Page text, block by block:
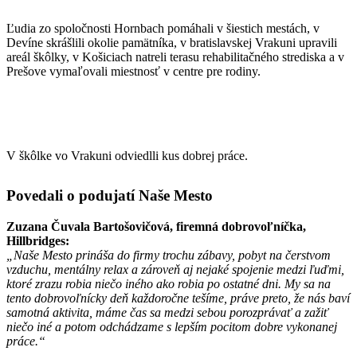
Ľudia zo spoločnosti Hornbach pomáhali v šiestich mestách, v
Devíne skrášlili okolie pamätníka, v bratislavskej Vrakuni upravili
areál škôlky, v Košiciach natreli terasu rehabilitačného strediska a v
Prešove vymaľovali miestnosť v centre pre rodiny.
V škôlke vo Vrakuni odviedlli kus dobrej práce.
Povedali o podujatí Naše Mesto
Zuzana Čuvala Bartošovičová, firemná dobrovoľníčka,
Hillbridges:
„Naše Mesto prináša do firmy trochu zábavy, pobyt na čerstvom
vzduchu, mentálny relax a zároveň aj nejaké spojenie medzi ľuďmi,
ktoré zrazu robia niečo iného ako robia po ostatné dni. My sa na
tento dobrovoľnícky deň každoročne tešíme, práve preto, že nás baví
samotná aktivita, máme čas sa medzi sebou porozprávať a zažiť
niečo iné a potom odchádzame s lepším pocitom dobre vykonanej
práce.“